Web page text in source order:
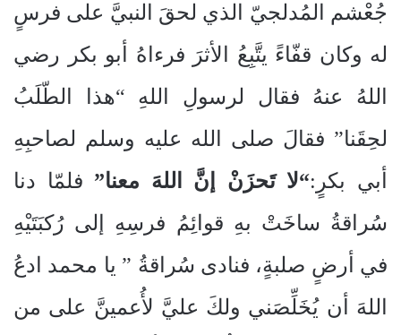
جُعْشم المُدلجيّ الذي لحقَ النبيَّ على فرسٍ
له وكان قفّاءً يتَّبِعُ الأثرَ فرءاهُ أبو بكر رضي
اللهُ عنهُ فقال لرسولِ اللهِ “هذا الطّلَبُ
لحِقَنا” فقالَ صلى الله عليه وسلم لصاحبِهِ
أبي بكرٍ:“لا تَحزَنْ إنَّ اللهَ معنا” فلمّا دنا
سُراقةُ ساخَتْ بهِ قوائِمُ فرسِهِ إلى رُكبَتَيْهِ
في أرضٍ صلبةٍ، فنادى سُراقةُ ” يا محمد ادعُ
اللهَ أن يُخَلِّصَني ولكَ عليَّ لأُعمينَّ على من